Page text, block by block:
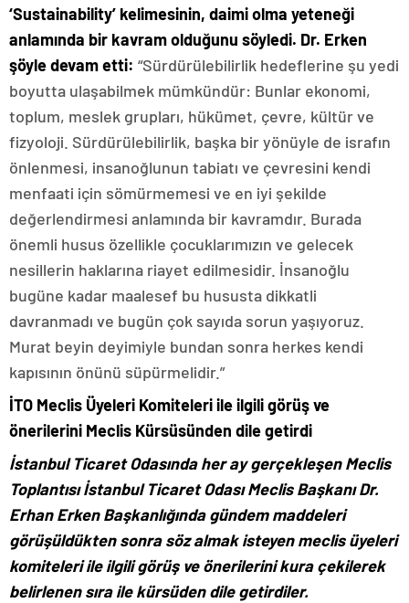
‘Sustainability’ kelimesinin, daimi olma yeteneği
anlamında bir kavram olduğunu söyledi. Dr. Erken
şöyle devam etti: “Sürdürülebilirlik hedeflerine şu yedi
boyutta ulaşabilmek mümkündür: Bunlar ekonomi,
toplum, meslek grupları, hükümet, çevre, kültür ve
fizyoloji. Sürdürülebilirlik, başka bir yönüyle de israfın
önlenmesi, insanoğlunun tabiatı ve çevresini kendi
menfaati için sömürmemesi ve en iyi şekilde
değerlendirmesi anlamında bir kavramdır. Burada
önemli husus özellikle çocuklarımızın ve gelecek
nesillerin haklarına riayet edilmesidir. İnsanoğlu
bugüne kadar maalesef bu hususta dikkatli
davranmadı ve bugün çok sayıda sorun yaşıyoruz.
Murat beyin deyimiyle bundan sonra herkes kendi
kapısının önünü süpürmelidir.”
İTO Meclis Üyeleri Komiteleri ile ilgili görüş ve
önerilerini Meclis Kürsüsünden dile getirdi
İstanbul Ticaret Odasında her ay gerçekleşen Meclis
Toplantısı İstanbul Ticaret Odası Meclis Başkanı Dr.
Erhan Erken Başkanlığında gündem maddeleri
görüşüldükten sonra söz almak isteyen meclis üyeleri
komiteleri ile ilgili görüş ve önerilerini kura çekilerek
belirlenen sıra ile kürsüden dile getirdiler.